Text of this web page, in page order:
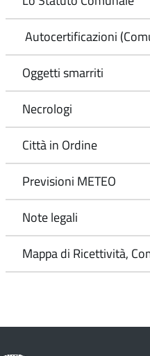
Autocertificazioni
Oggetti smarriti
Necrologi
Città in Ordine
Previsioni METEO
Note legali
Mappa di Ricettività,